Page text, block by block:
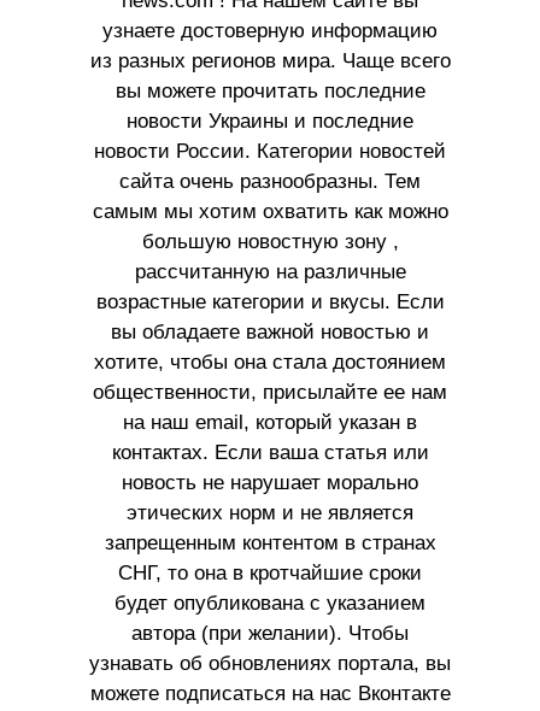
узнаете достоверную информацию
из разных регионов мира. Чаще всего
вы можете прочитать последние
новости Украины и последние
новости России. Категории новостей
сайта очень разнообразны. Тем
самым мы хотим охватить как можно
большую новостную зону ,
рассчитанную на различные
возрастные категории и вкусы. Если
вы обладаете важной новостью и
хотите, чтобы она стала достоянием
общественности, присылайте ее нам
на наш email, который указан в
контактах. Если ваша статья или
новость не нарушает морально
этических норм и не является
запрещенным контентом в странах
СНГ, то она в кротчайшие сроки
будет опубликована с указанием
автора (при желании). Чтобы
узнавать об обновлениях портала, вы
можете подписаться на нас Вконтакте